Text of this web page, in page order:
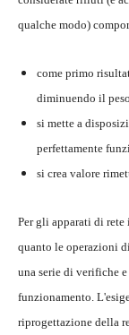
qualche modo)
come primo
diminuendo il
si mette a
perfettamente
si crea valore
Per gli apparati di
quanto le operazioni
una serie di verifiche
funzionamento.
riprogettazione della